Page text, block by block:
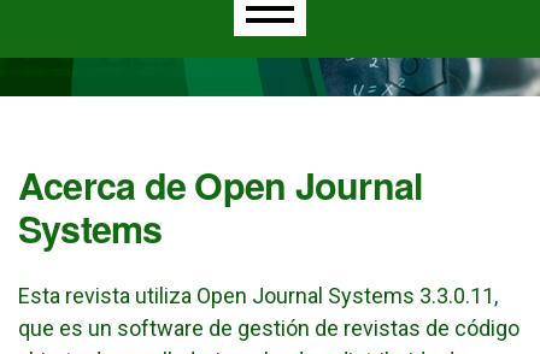
Menú principal
Acerca de Open Journal
Systems
Esta revista utiliza Open Journal Systems 3.3.0.11,
que es un software de gestión de revistas de código